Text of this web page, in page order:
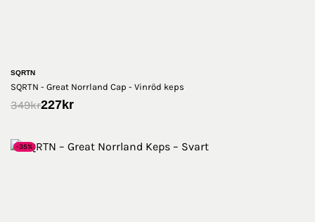
SQRTN
SQRTN - Great Norrland Cap - Vinröd keps
349kr227kr
-35%